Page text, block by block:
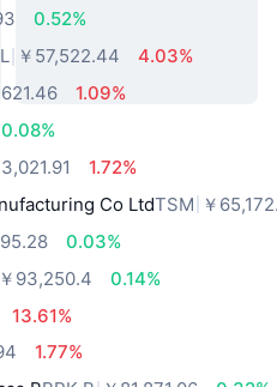
0.52%
￥57,522.44
4.03%
1.09%
0.08%
1.72%
Co LtdTSM ￥
0.03%
￥93,250.4
0.14%
13.61%
1.77%